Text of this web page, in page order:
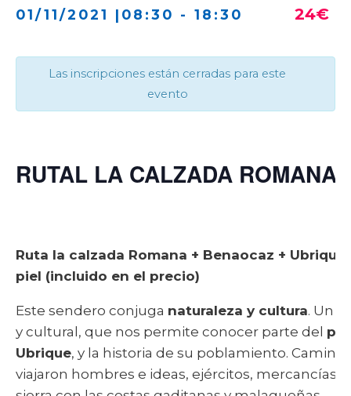
01/11/2021 |08:30 - 18:30 24€
Las inscripciones están cerradas para este
evento
RUTAL LA CALZADA ROMANA
Ruta la calzada Romana + Benaocaz +
piel (incluido en el precio)
Este sendero conjuga naturaleza y cultura. Un
y cultural, que nos permite conocer parte del
Ubrique, y la historia de su poblamiento.
viajaron hombres e ideas, ejércitos, mercancías